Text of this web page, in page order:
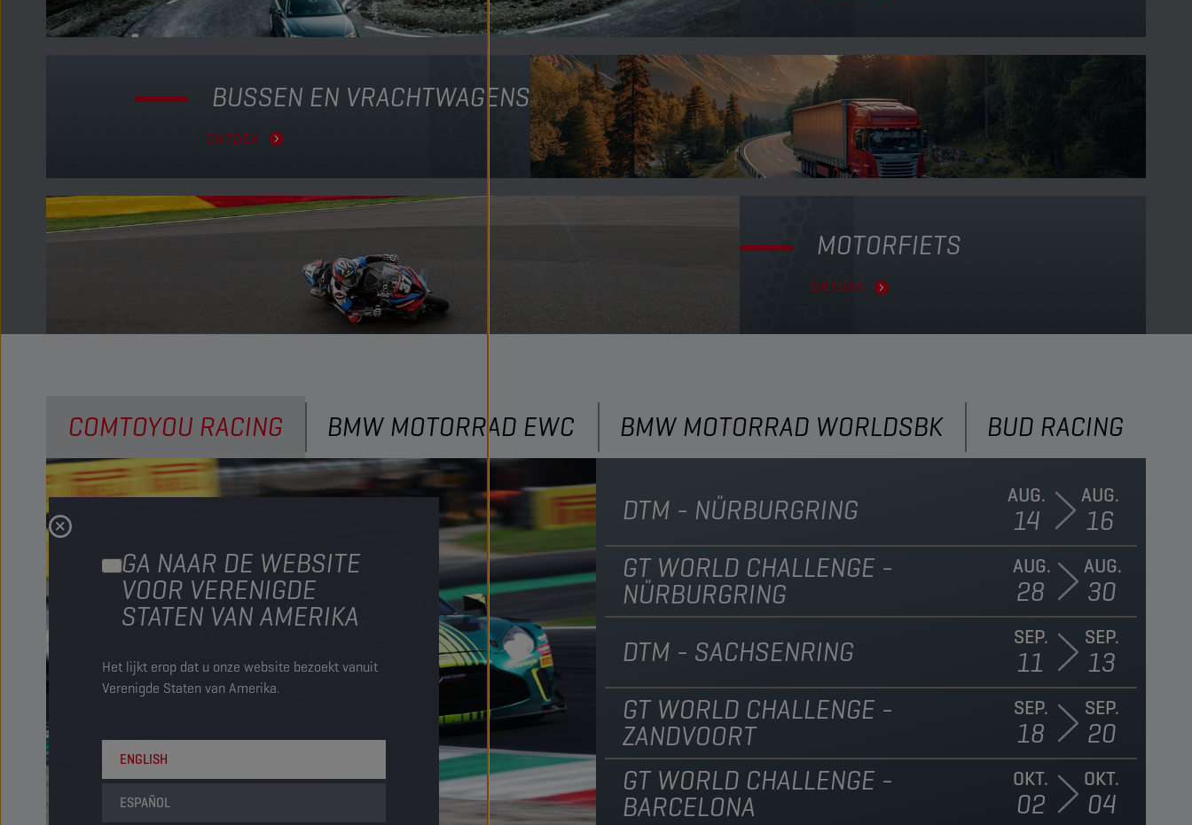
GA NAAR DE WEBSITE
VOOR VERENIGDE
STATEN VAN AMERIKA
Het lijkt erop dat u onze website bezoekt vanuit
Verenigde Staten van Amerika.
ENGLISH
ESPAÑOL
BUSSEN EN VRACHTWAGENS
ONTDEK
MOTORFIETS
ONTDEK
COMTOYOU RACING BMW MOTORRAD EWC BMW MOTORRAD WORLDSBK BUD RACING
AUG.
14
AUG.
16
DTM - NÜRBURGRING
AUG.
28
AUG.
30
GT WORLD CHALLENGE -
NÜRBURGRING
SEP.
11
SEP.
13
DTM - SACHSENRING
SEP.
18
SEP.
20
GT WORLD CHALLENGE -
ZANDVOORT
OKT.
02
OKT.
04
GT WORLD CHALLENGE -
BARCELONA